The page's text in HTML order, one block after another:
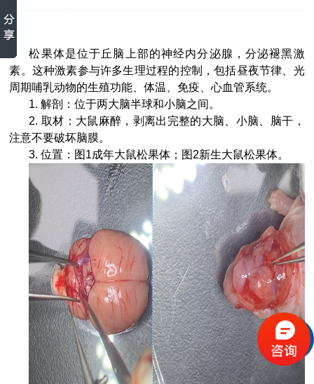
松果体是位于丘脑上部的神经内分泌腺，分泌褪黑激
素。这种激素参与许多生理过程的控制，包括昼夜节律、光
周期哺乳动物的生殖功能、体温、免疫、心血管系统。
1.解剖：位于两大脑半球和小脑之间。
2. 取材：大鼠麻醉，剥离出完整的大脑、小脑、脑干，
注意不要破坏脑膜。
3.位置：图1成年大鼠松果体；图2新生大鼠松果体。